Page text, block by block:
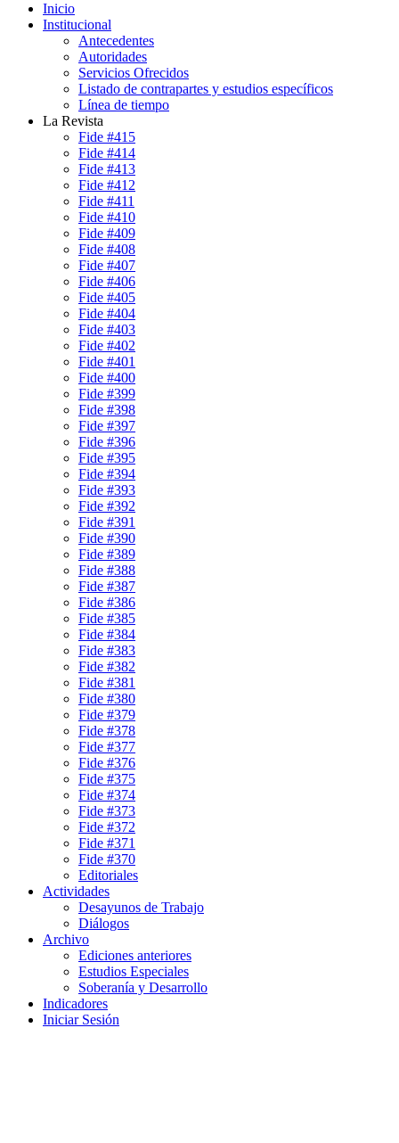
Inicio
Institucional
Antecedentes
Autoridades
Servicios Ofrecidos
Listado de contrapartes y estudios específicos
Línea de tiempo
La Revista
Fide #415
Fide #414
Fide #413
Fide #412
Fide #411
Fide #410
Fide #409
Fide #408
Fide #407
Fide #406
Fide #405
Fide #404
Fide #403
Fide #402
Fide #401
Fide #400
Fide #399
Fide #398
Fide #397
Fide #396
Fide #395
Fide #394
Fide #393
Fide #392
Fide #391
Fide #390
Fide #389
Fide #388
Fide #387
Fide #386
Fide #385
Fide #384
Fide #383
Fide #382
Fide #381
Fide #380
Fide #379
Fide #378
Fide #377
Fide #376
Fide #375
Fide #374
Fide #373
Fide #372
Fide #371
Fide #370
Editoriales
Actividades
Desayunos de Trabajo
Diálogos
Archivo
Ediciones anteriores
Estudios Especiales
Soberanía y Desarrollo
Indicadores
Iniciar Sesión